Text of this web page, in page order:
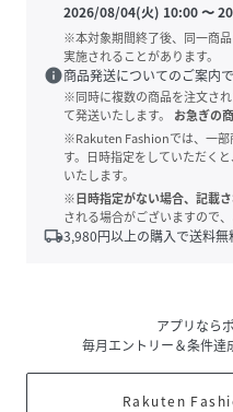
2026/08/04(火) 10:00〜
※本対象期間終了後、同一商
実施されることがあります。
info商品発送についてのご案内で
※同時に複数の商品を注文さ
て発送いたします。
お急ぎの
※Rakuten Fashionでは、一部
す。日時指定をしていただく
いたします。
※日時指定がない場合、記載
される場合がございますので
local_shipping3,980円以上の購入で送料無
アプリなら
毎月エントリー＆条件達
Rakuten